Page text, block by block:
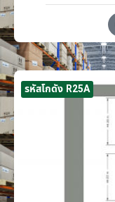
รหัสโกดัง R25A